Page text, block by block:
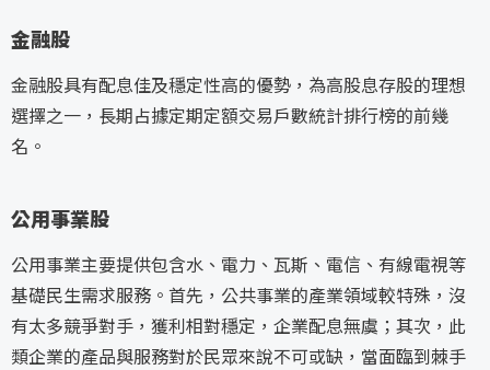
金融股
金融股具有配息佳及穩定性高的優勢，為高股息存股的理想
選擇之一，長期占據定期定額交易戶數統計排行榜的前幾
名。
公用事業股
公用事業主要提供包含水、電力、瓦斯、電信、有線電視等
基礎民生需求服務。首先，公共事業的產業領域較特殊，沒
有太多競爭對手，獲利相對穩定，企業配息無虞；其次，此
類企業的產品與服務對於民眾來說不可或缺，當面臨到棘手